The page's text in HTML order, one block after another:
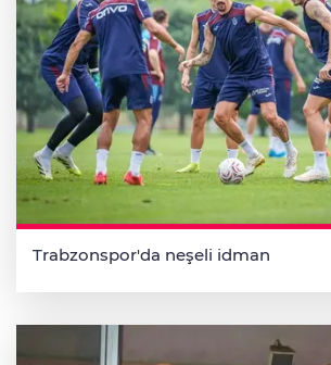
Trabzonspor'da neşeli idman